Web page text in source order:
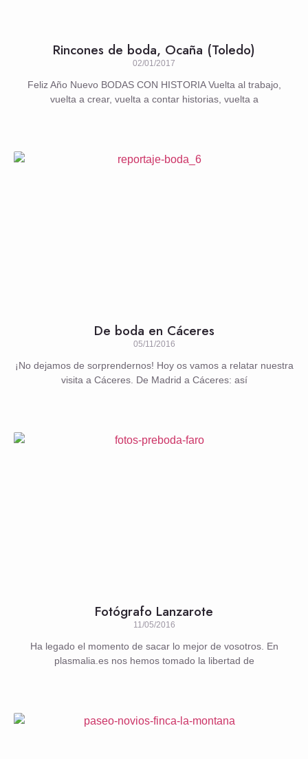
Rincones de boda, Ocaña (Toledo)
02/01/2017
Feliz Año Nuevo BODAS CON HISTORIA Vuelta al trabajo,
vuelta a crear, vuelta a contar historias, vuelta a
De boda en Cáceres
05/11/2016
¡No dejamos de sorprendernos! Hoy os vamos a relatar nuestra
visita a Cáceres. De Madrid a Cáceres: así
Fotógrafo Lanzarote
11/05/2016
Ha legado el momento de sacar lo mejor de vosotros. En
plasmalia.es nos hemos tomado la libertad de